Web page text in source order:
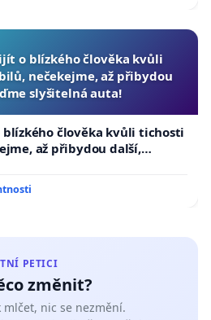
o blízkého člověka kvůli
nečekejme, až přibydou
slyšitelná auta!
člověka kvůli tichosti
až přibydou další,
PETICI
změnit?
mlčet, nic se nezmění.